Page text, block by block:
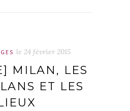
le 24 février 2015
MILAN, LES
ET LES